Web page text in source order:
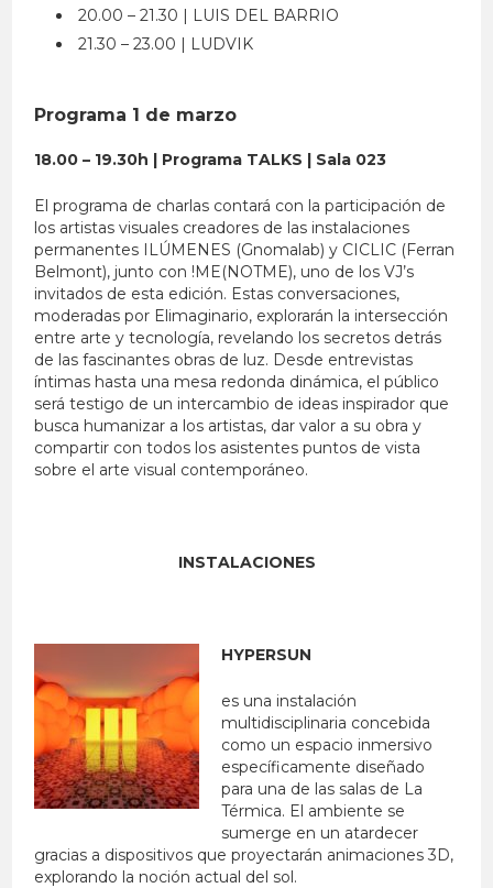
20.00 – 21.30 | LUIS DEL BARRIO
21.30 – 23.00 | LUDVIK
Programa 1 de marzo
18.00 – 19.30h | Programa TALKS | Sala 023
El programa de charlas contará con la participación de
los artistas visuales creadores de las instalaciones
permanentes ILÚMENES (Gnomalab) y CICLIC (Ferran
Belmont), junto con !ME(NOTME), uno de los VJ’s
invitados de esta edición. Estas conversaciones,
moderadas por Elimaginario, explorarán la intersección
entre arte y tecnología, revelando los secretos detrás
de las fascinantes obras de luz. Desde entrevistas
íntimas hasta una mesa redonda dinámica, el público
será testigo de un intercambio de ideas inspirador que
busca humanizar a los artistas, dar valor a su obra y
compartir con todos los asistentes puntos de vista
sobre el arte visual contemporáneo.
INSTALACIONES
HYPERSUN
es una instalación
multidisciplinaria concebida
como un espacio inmersivo
específicamente diseñado
para una de las salas de La
Térmica. El ambiente se
sumerge en un atardecer
gracias a dispositivos que proyectarán animaciones 3D,
explorando la noción actual del sol.